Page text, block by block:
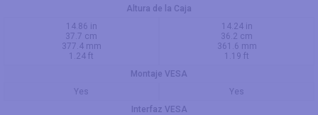
Altura de la Caja
14.86 in
37.7 cm
377.4 mm
1.24 ft
14.24 in
36.2 cm
361.6 mm
1.19 ft
Montaje VESA
Yes
Yes
Interfaz VESA